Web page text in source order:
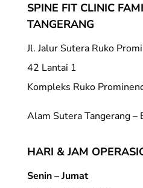
SPINE FIT CLINIC
TANGERANG
Jl. Jalur Sutera Ruko
42 Lantai 1
Kompleks Ruko
Alam Sutera Tangerang
HARI & JAM
Senin – Jumat